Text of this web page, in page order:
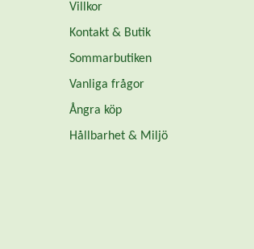
Villkor
Kontakt & Butik
Sommarbutiken
Vanliga frågor
Ångra köp
Hållbarhet & Miljö